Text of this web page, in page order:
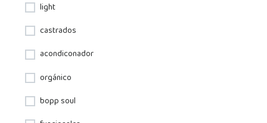
light
castrados
acondiconador
orgánico
bopp soul